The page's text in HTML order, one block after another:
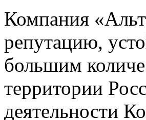
Компания
репутацию,
большим
территории
деятельности